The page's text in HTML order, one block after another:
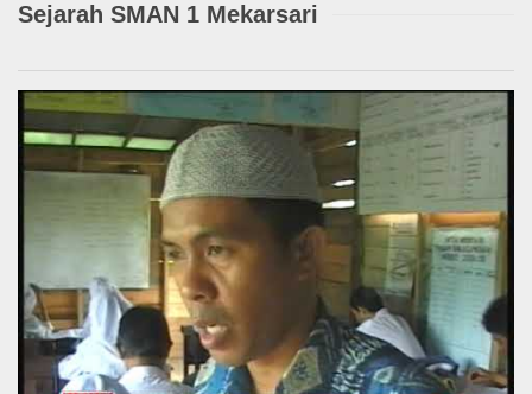
Sejarah SMAN 1 Mekarsari